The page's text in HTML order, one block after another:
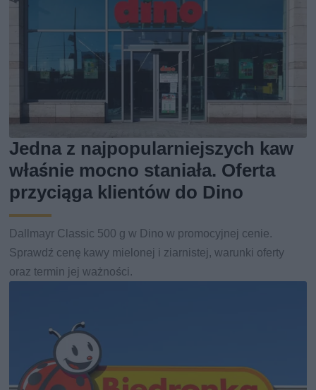
Jedna z najpopularniejszych kaw
właśnie mocno staniała. Oferta
przyciąga klientów do Dino
Dallmayr Classic 500 g w Dino w promocyjnej cenie.
Sprawdź cenę kawy mielonej i ziarnistej, warunki oferty
oraz termin jej ważności.